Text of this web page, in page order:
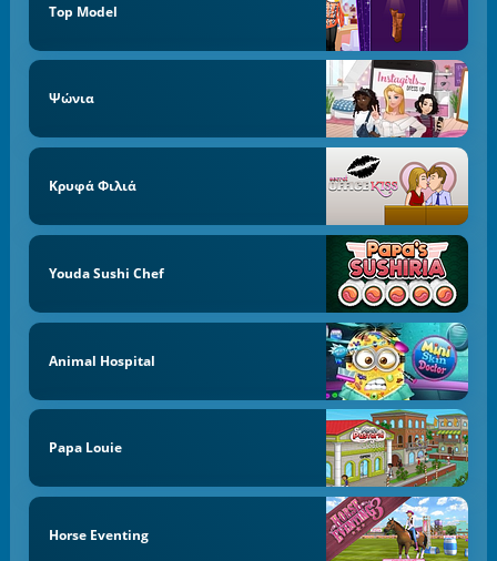
Top Model
Ψώνια
Κρυφά Φιλιά
Youda Sushi Chef
Animal Hospital
Papa Louie
Horse Eventing